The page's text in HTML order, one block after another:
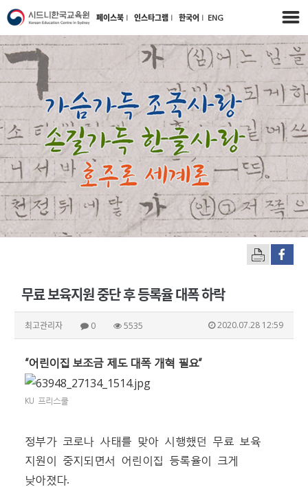
페이스북 l 인스타그램 l 한국어 l ENG
무료 보육지원 중단 후 등록율 대폭 하락
최고관리자 0 5535 2020.07.28 12:59
“어린이집 보조금 제도 대폭 개혁 필요”
KU 프리스쿨
정부가 코로나 사태를 맞아 시행했던 무료 보육
지원이 중지되면서 어린이집 등록율이 크게
낮아졌다.